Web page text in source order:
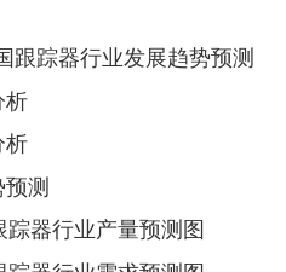
踪器行业发展趋势预测
析
析
测
器行业产量预测图